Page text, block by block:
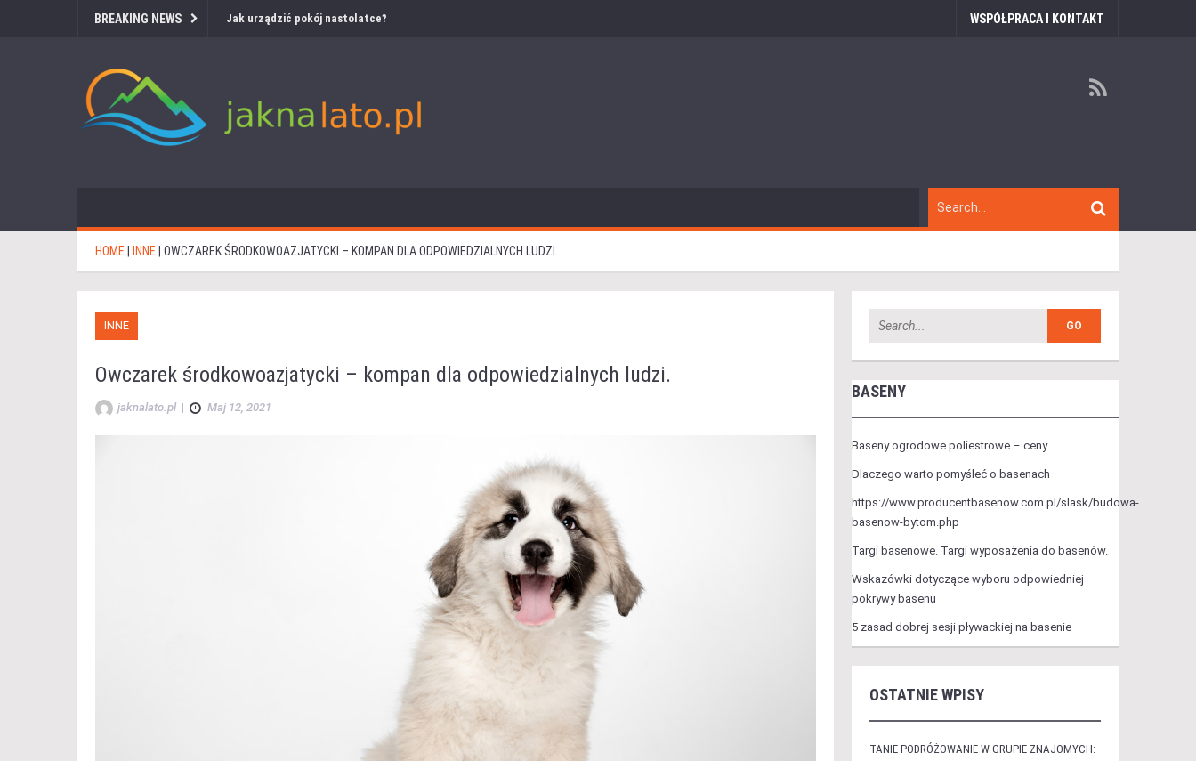
BREAKING NEWS Jak urządzić pokój nastolatce? WSPÓŁPRACA I KONTAKT
HOME INNE OWCZAREK ŚRODKOWOAZJATYCKI – KOMPAN DLA ODPOWIEDZIALNYCH LUDZI.
INNE
Owczarek środkowoazjatycki – kompan dla odpowiedzialnych ludzi.
jaknalato.pl | Maj 12, 2021
BASENY
Baseny ogrodowe poliestrowe – ceny
Dlaczego warto pomyśleć o basenach
https://www.producentbasenow.com.pl/slask/budowa-
basenow-bytom.php
Targi basenowe. Targi wyposażenia do basenów.
Wskazówki dotyczące wyboru odpowiedniej
pokrywy basenu
5 zasad dobrej sesji pływackiej na basenie
OSTATNIE WPISY
TANIE PODRÓŻOWANIE W GRUPIE ZNAJOMYCH: